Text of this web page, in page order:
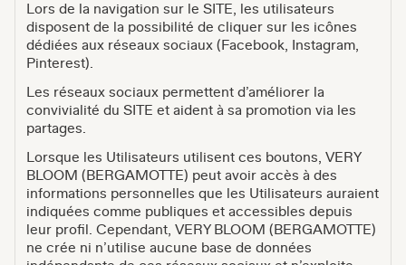
Lors de la navigation sur le SITE, les utilisateurs
disposent de la possibilité de cliquer sur les icônes
dédiées aux réseaux sociaux (Facebook, Instagram,
Pinterest).
Les réseaux sociaux permettent d’améliorer la
convivialité du SITE et aident à sa promotion via les
partages.
Lorsque les Utilisateurs utilisent ces boutons, VERY
BLOOM (BERGAMOTTE) peut avoir accès à des
informations personnelles que les Utilisateurs auraient
indiquées comme publiques et accessibles depuis
leur profil. Cependant, VERY BLOOM (BERGAMOTTE)
ne crée ni n’utilise aucune base de données